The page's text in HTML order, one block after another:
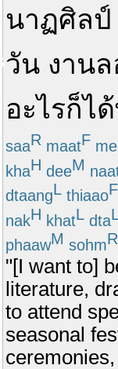
นาฏศิลป์
วัน งาน
อะไรก็ได้
saaR maatF
khaH deeM
dtaangL thiaaoF
nakH khatL dta
phaawM sohmR
"[I want to]
literature,
to attend
seasonal